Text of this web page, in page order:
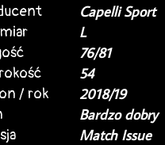
Capelli Sport
L
76/81
54
/ rok
2018/19
Bardzo dobry
Match Issue